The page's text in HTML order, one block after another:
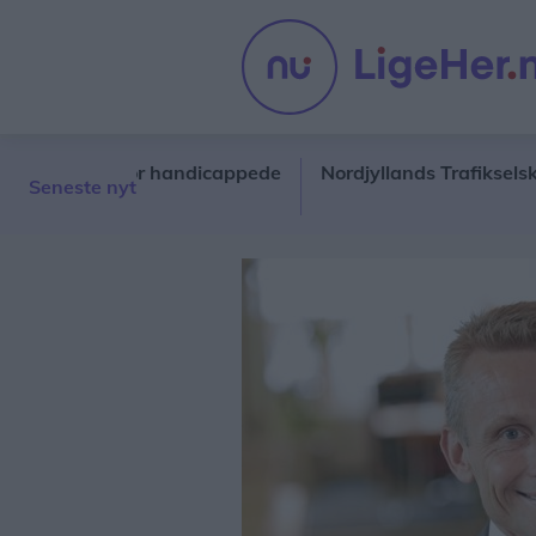
Seneste nyt
for handicappede Nordjyllands Trafikselskab